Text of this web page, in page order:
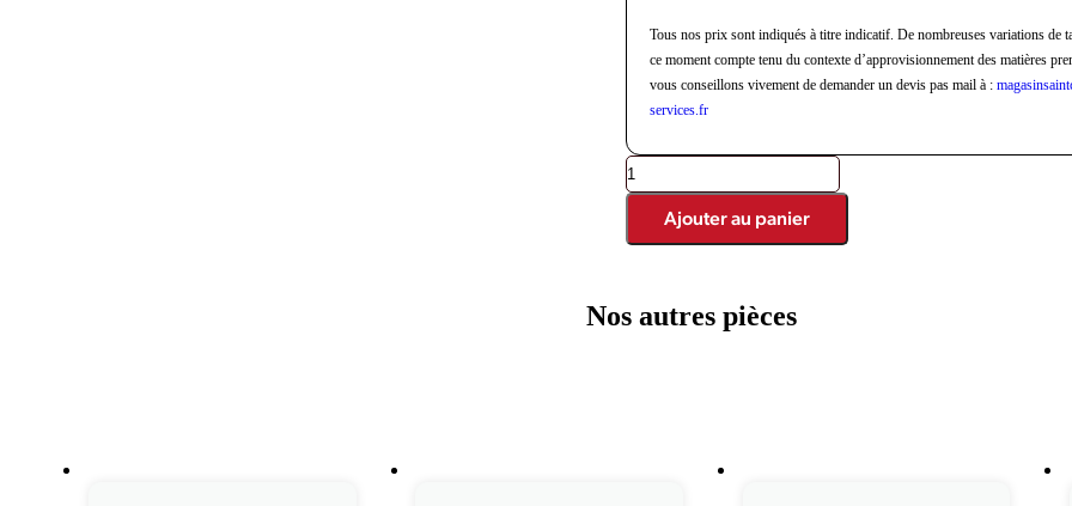
Tous nos prix sont indiqués à titre indicatif. De nombreuses variations de
ce moment compte tenu du contexte d’approvisionnement des matières
vous conseillons vivement de demander un devis pas mail à :
services.fr
Ajouter au panier
Nos autres pièces